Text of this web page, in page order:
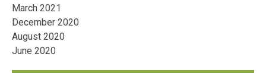
March 2021
December 2020
August 2020
June 2020